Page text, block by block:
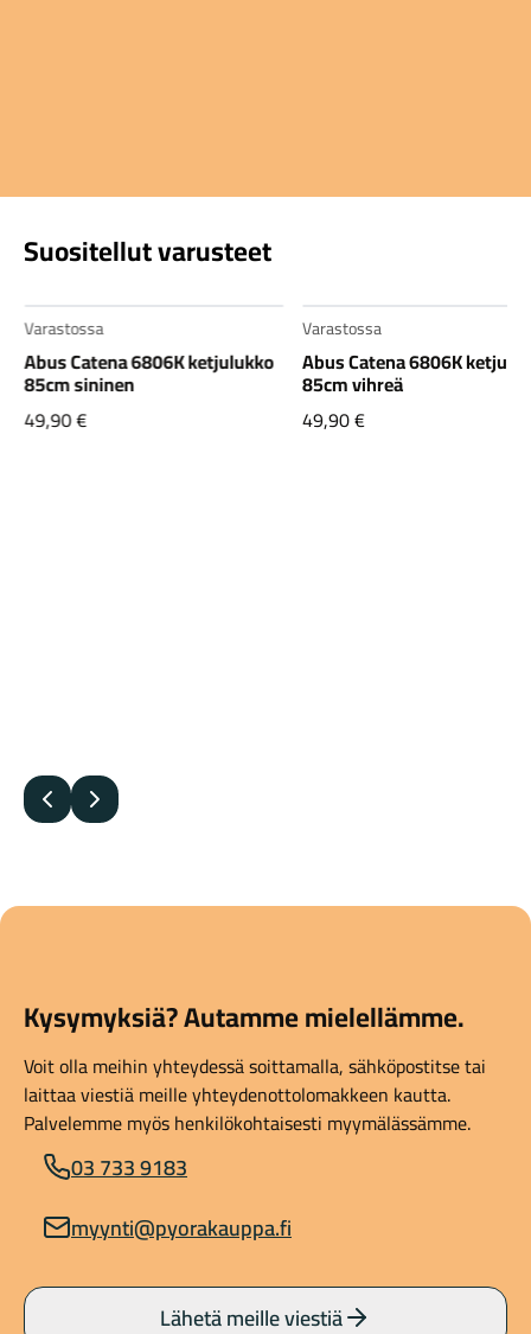
Suositellut varusteet
Varastossa
Abus Catena 6806K ketjulukko
85cm sininen
49,90€
Varastossa
Abus Catena 6806K
85cm vihreä
49,90€
Edellinen
Seuraava
Kysymyksiä? Autamme mielellämme.
Voit olla meihin yhteydessä soittamalla, sähköpostitse tai
laittaa viestiä meille yhteydenottolomakkeen kautta.
Palvelemme myös henkilökohtaisesti myymälässämme.
03 733 9183
myynti@pyorakauppa.fi
Lähetä meille viestiä